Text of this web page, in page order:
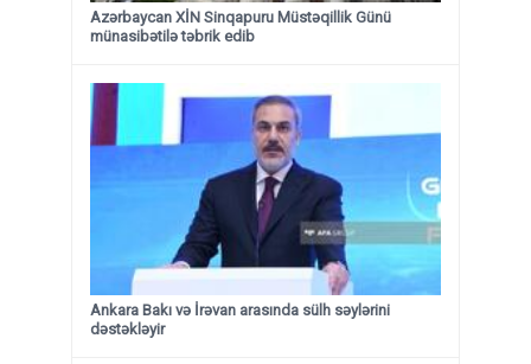
Azərbaycan XİN Sinqapuru Müstəqillik Günü
münasibətilə təbrik edib
Ankara Bakı və İrəvan arasında sülh səylərini
dəstəkləyir